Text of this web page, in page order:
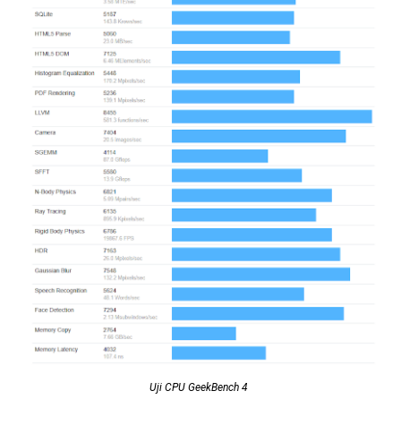
Uji CPU GeekBench 4